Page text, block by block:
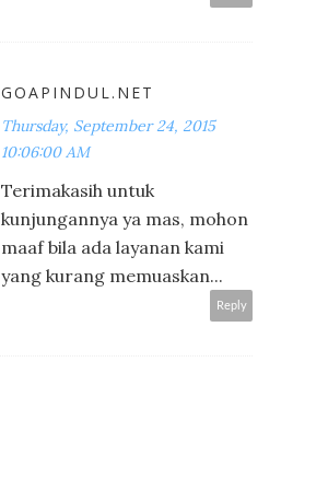
GOAPINDUL.NET
Thursday, September 24, 2015
10:06:00 AM
Terimakasih untuk
kunjungannya ya mas, mohon
maaf bila ada layanan kami
yang kurang memuaskan...
Reply